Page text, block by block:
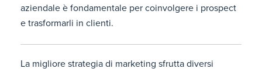
aziendale è fondamentale per coinvolgere i prospect
e trasformarli in clienti.
La migliore strategia di marketing sfrutta diversi